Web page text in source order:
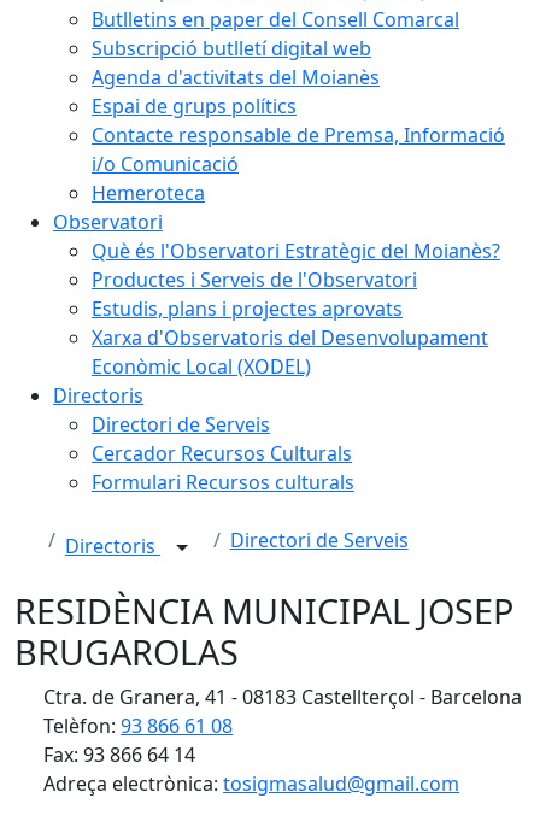
Butlletins en paper del Consell Comarcal
Subscripció butlletí digital web
Agenda d'activitats del Moianès
Espai de grups polítics
Contacte responsable de Premsa, Informació
i/o Comunicació
Hemeroteca
Observatori
Què és l'Observatori Estratègic del Moianès?
Productes i Serveis de l'Observatori
Estudis, plans i projectes aprovats
Xarxa d'Observatoris del Desenvolupament
Econòmic Local (XODEL)
Directoris
Directori de Serveis
Cercador Recursos Culturals
Formulari Recursos culturals
Directoris Directori de Serveis
RESIDÈNCIA MUNICIPAL JOSEP
BRUGAROLAS
Ctra. de Granera, 41 - 08183 Castellterçol - Barcelona
Telèfon: 93 866 61 08
Fax: 93 866 64 14
Adreça electrònica: tosigmasalud@gmail.com